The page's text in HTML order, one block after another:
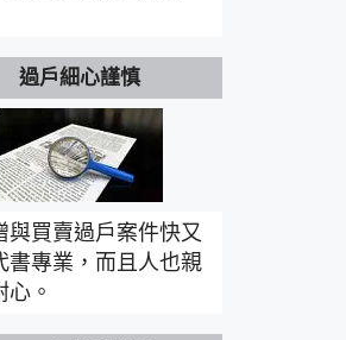
過戶細心謹慎
與買賣過戶案件快又
書專業，而且人也親
心。